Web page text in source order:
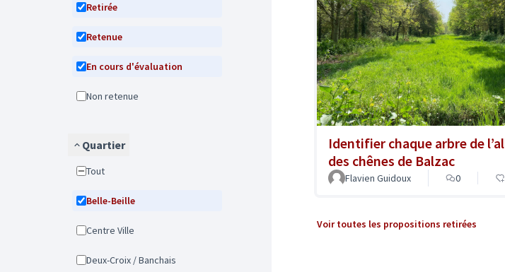
Retirée
Retenue
En cours d'évaluation
Non retenue
Quartier
Tout
Belle-Beille
Centre Ville
Deux-Croix / Banchais
Identifier chaque arbre de
des chênes de Balzac
Flavien Guidoux 0
Voir toutes les propositions retirées